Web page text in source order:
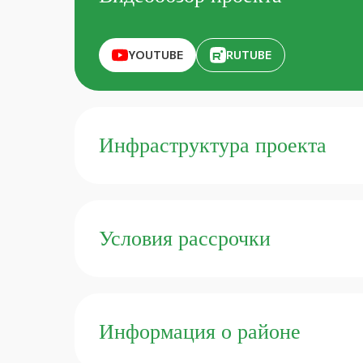
YOUTUBE RUTUBE
Инфраструктура проекта
Условия рассрочки
Информация о районе
Другие объекты,